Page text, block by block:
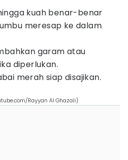
kuah benar-benar
meresap ke dalam
garam atau
diperlukan.
merah siap disajikan.
Rayyan Al Ghazali)